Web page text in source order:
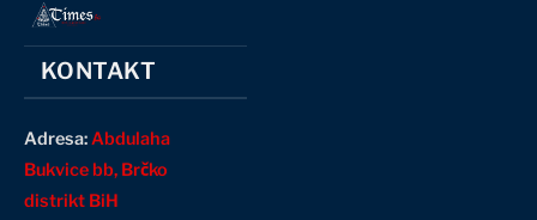
KONTAKT
Adresa:Abdulaha
Bukvice bb, Brčko
distrikt BiH